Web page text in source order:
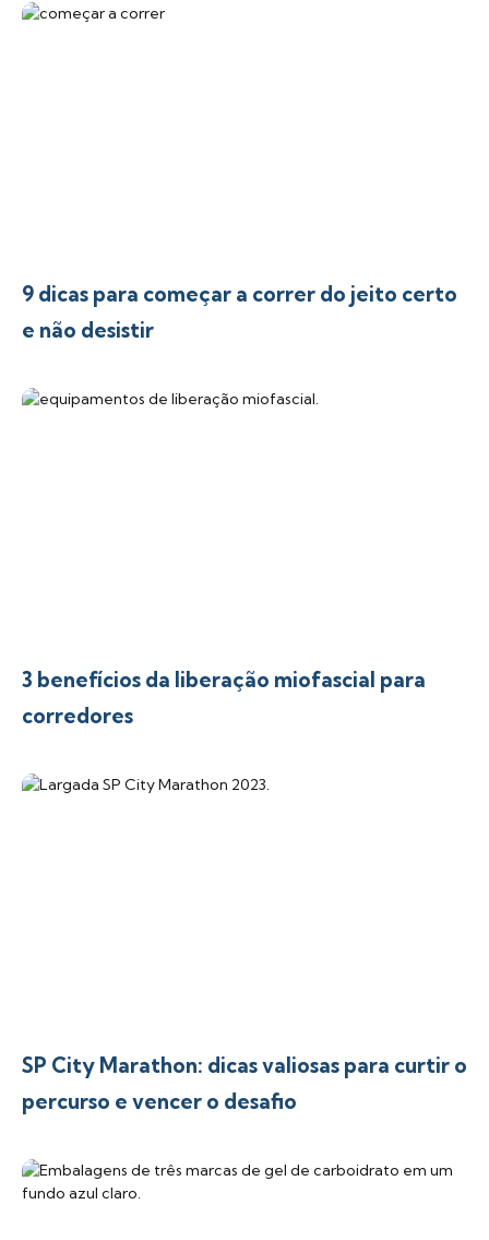
9 dicas para começar a correr do jeito certo
e não desistir
3 benefícios da liberação miofascial para
corredores
SP City Marathon: dicas valiosas para curtir o
percurso e vencer o desafio